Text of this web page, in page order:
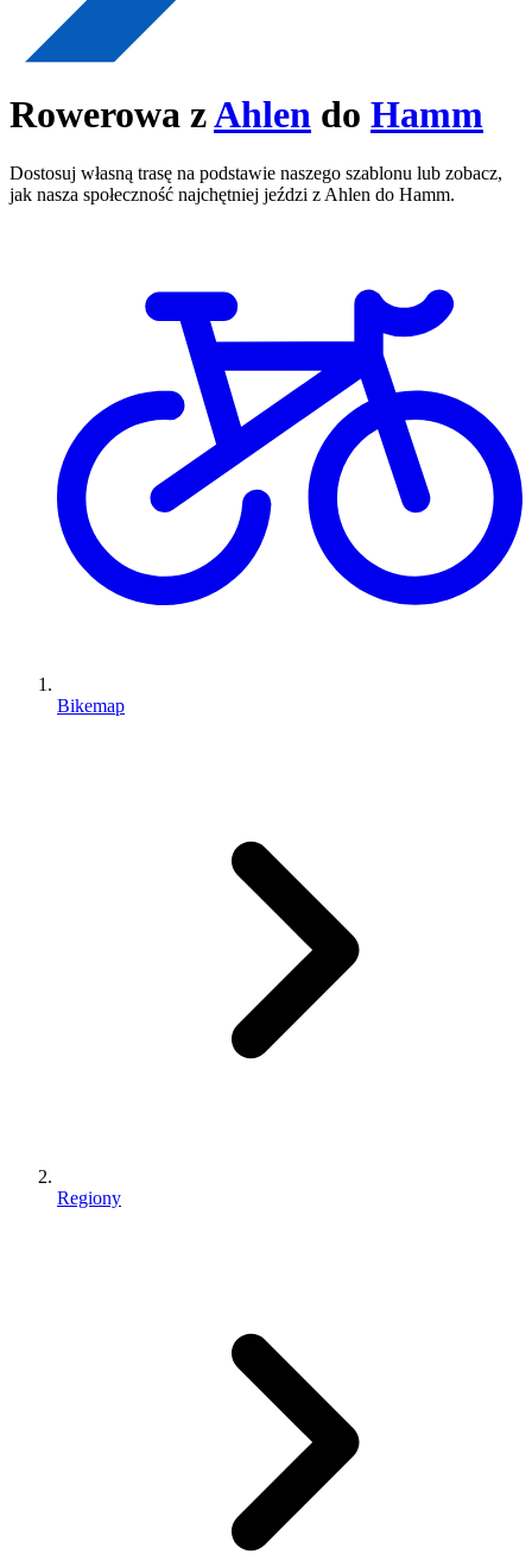
Rowerowa zAhlen do Hamm
Dostosuj własną trasę na podstawie naszego szablonu lub zobacz,
jak nasza społeczność najchętniej jeździ z Ahlen do Hamm.
Bikemap
Regiony